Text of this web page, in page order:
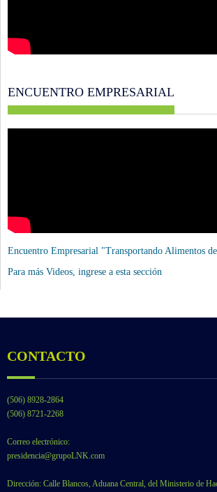
ENCUENTRO EMPRESARIAL
Encuentro Empresarial "Transportando Alimentos
Para más Videos, ingrese a esta sección
CONTACTO
(506) 8928-2864
(506) 8721-2268
Correo electrónico:
presidencia@grupoLNK.com
Dirección: Calle Blancos, Aduana Central, del Ministerio de